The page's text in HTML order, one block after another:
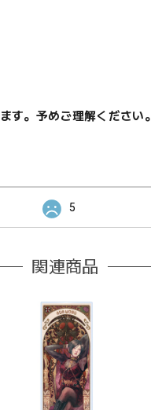
す。予めご理解ください。
5
関連商品